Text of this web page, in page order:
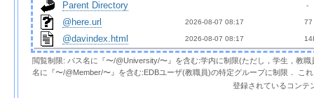
Parent Directory
  -
@here.url 2026-08-07 08:17 77
@davindex.html 2026-08-07 08:17
閲覧制限: パス名に『〜/@University/〜』を含む:学内に制限(ただし，学生，教
名に『〜/@Member/〜』を含む:EDBユーザ(教職員)の特定グループに制限． こ
登録されているコンテ